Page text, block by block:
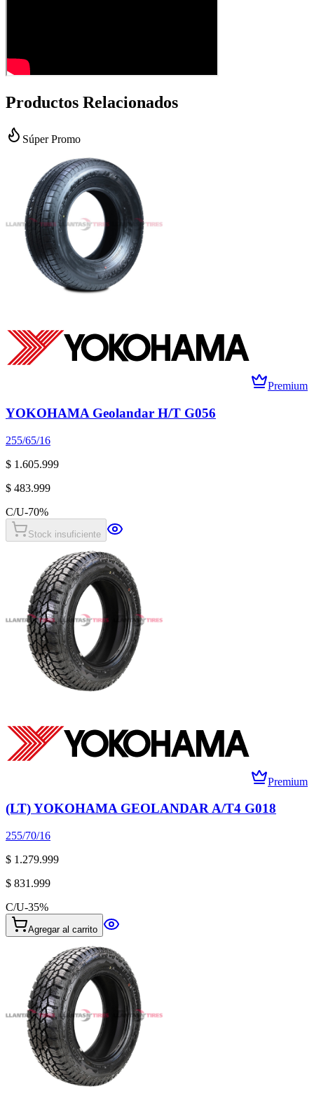
Productos Relacionados
Súper Promo
Premium
YOKOHAMA Geolandar H/T G056
255/65/16
$ 1.605.999
$ 483.999
C/U-70%
Stock insuficiente
Premium
(LT) YOKOHAMA GEOLANDAR A/T4 G018
255/70/16
$ 1.279.999
$ 831.999
C/U-35%
Agregar al carrito